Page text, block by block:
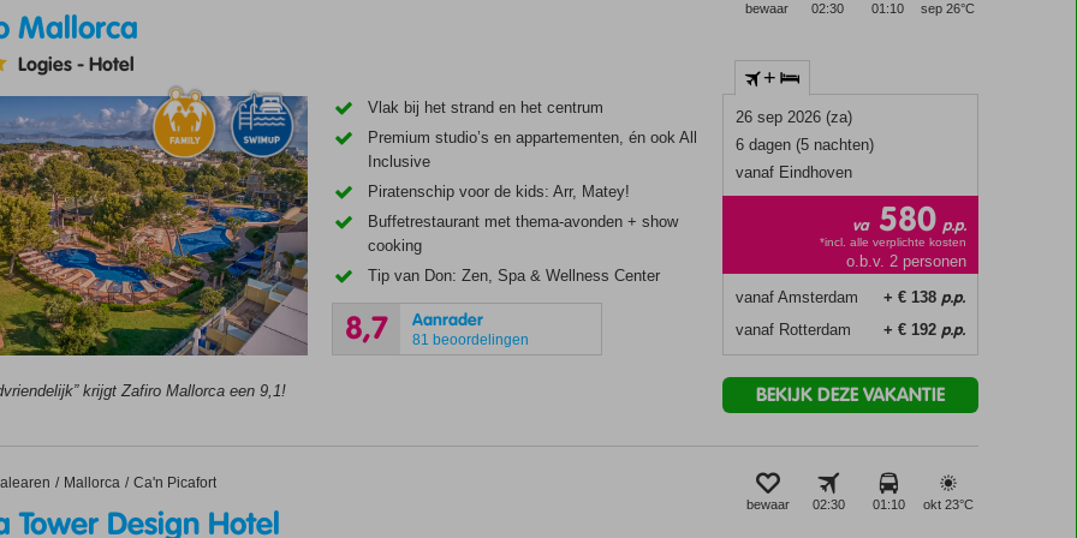
Mallorca
Logies-Hotel
bewaar 02:30 01:10 sep 26°C
Vlak bij het strand en het centrum
Premium studio’s en appartementen, én ook All
Inclusive
Piratenschip voor de kids: Arr, Matey!
Buffetrestaurant met thema-avonden + show
cooking
Tip van Don: Zen, Spa & Wellness Center
8,7 Aanrader
81 beoordelingen
+
26 sep 2026 (za)
6 dagen (5 nachten)
vanaf Eindhoven
va 580 p.p.
*incl. alle verplichte kosten
o.b.v. 2 personen
vanaf Amsterdam + € 138 p.p.
vanaf Rotterdam + € 192 p.p.
krijgt Zafiro Mallorca een 9,1! BEKIJK DEZE VAKANTIE
Mallorca Ca'n Picafort
Tower Design Hotel bewaar 02:30 01:10 okt 23°C